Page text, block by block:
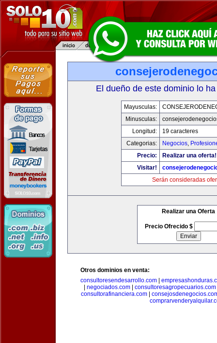
El dueño de este dominio lo
Mayusculas:
Minusculas:
Longitud:
19 caracteres
Categorias:
Negocios,
Precio:
Realizar una oferta!
Visitar!
Serán consideradas
Realizar una Oferta
Precio Ofrecido $
Otros dominios en venta:
consultoresendesarrollo.com
negociados.com consultoresagropecuarios.com
consultorafinanciera.com|